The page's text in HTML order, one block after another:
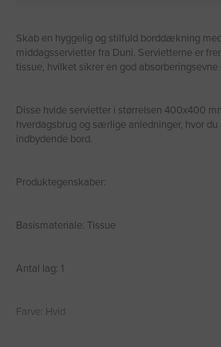
Skab en hyggelig og stilfuld borddækning
middagsservietter fra Duni. Servietterne er
tissue, hvilket sikrer en god
Disse hvide servietter i størrelsen 400x400
hverdagsbrug og særlige anledninger, hvor
indbydende bord.
Produktegenskaber:
Basismateriale: Tissue
Antal lag: 1
Farve: Hvid